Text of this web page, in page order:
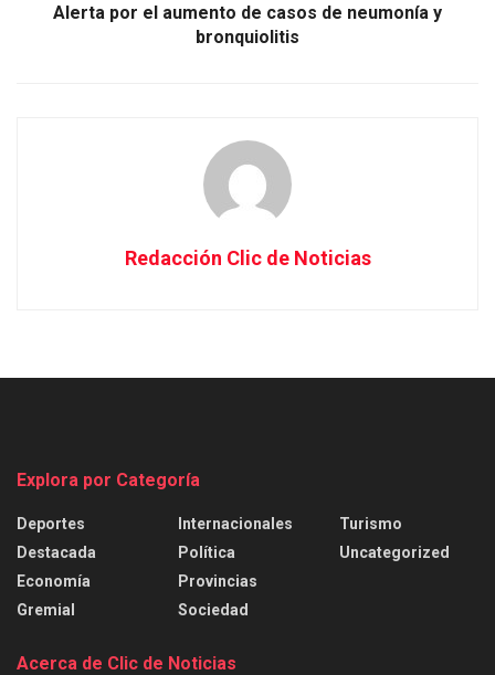
Alerta por el aumento de casos de neumonía y
bronquiolitis
Redacción Clic de Noticias
Explora por Categoría
Deportes
Destacada
Economía
Gremial
Internacionales
Política
Provincias
Sociedad
Turismo
Uncategorized
Acerca de Clic de Noticias